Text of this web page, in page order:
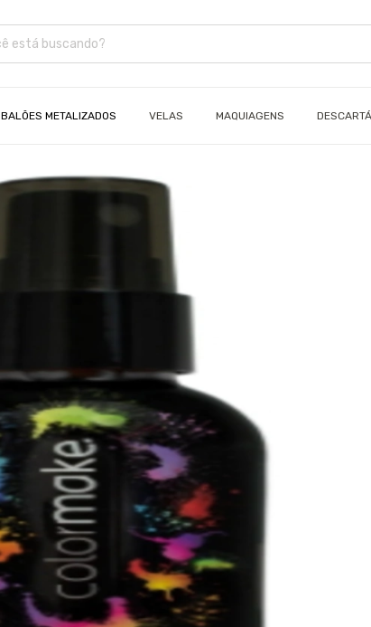
BALÕES METALIZADOS VELAS MAQUIAGENS